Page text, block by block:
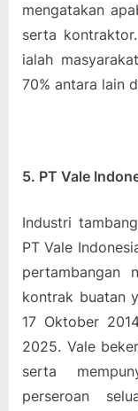
mengatakan
serta
ialah
70% antara lain
5. PT Vale
Industri
PT Vale
pertambangan
kontrak buatan
17 Oktober
2025. Vale
serta
perseroan